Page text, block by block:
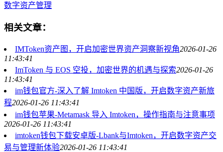
数字资产管理
相关文章：
IMToken资产图，开启加密世界资产洞察新视角2026-01-26
11:43:41
ImToken 与 EOS 空投，加密世界的机遇与探索2026-01-26
11:43:41
im钱包官方-深入了解 Imtoken 中国版，开启数字资产新旅
程2026-01-26 11:43:41
im钱包苹果-Metamask 导入 Imtoken，操作指南与注意事项
2026-01-26 11:43:41
imtoken钱包下载安卓版-Lbank与Imtoken，开启数字资产交
易与管理新体验2026-01-26 11:43:41